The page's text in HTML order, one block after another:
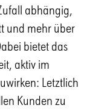
abhängig,
und mehr über
bietet das
aktiv im
Letztlich
Kunden zu